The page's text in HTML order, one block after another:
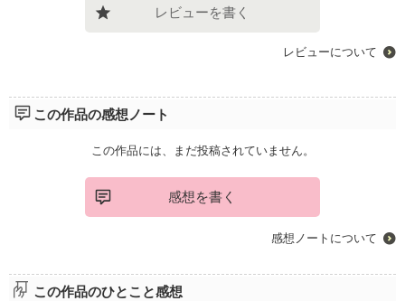
レビューを書く
レビューについて
この作品の感想ノート
この作品には、まだ投稿されていません。
感想を書く
感想ノートについて
この作品のひとこと感想